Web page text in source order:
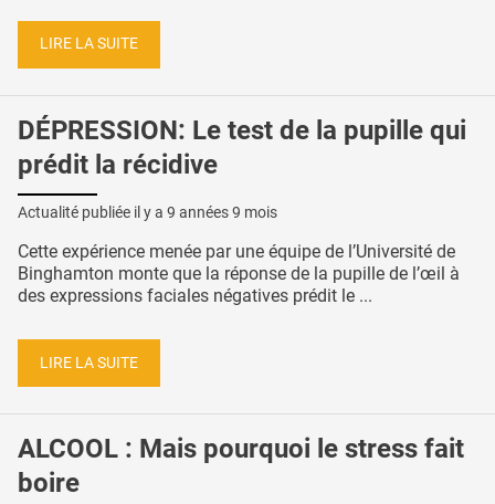
LIRE LA SUITE
DÉPRESSION: Le test de la pupille qui
prédit la récidive
Actualité publiée il y a 9 années 9 mois
Cette expérience menée par une équipe de l’Université de
Binghamton monte que la réponse de la pupille de l’œil à
des expressions faciales négatives prédit le ...
LIRE LA SUITE
ALCOOL : Mais pourquoi le stress fait
boire